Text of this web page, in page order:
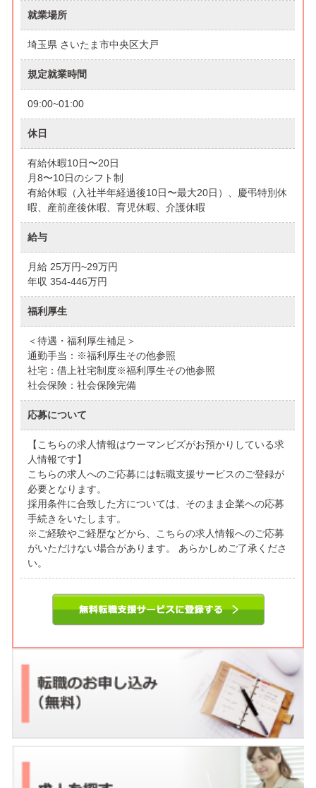
就業場所
埼玉県 さいたま市中央区大戸
規定就業時間
09:00~01:00
休日
有給休暇10日〜20日
月8〜10日のシフト制
有給休暇（入社半年経過後10日〜最大20日）、慶弔特別休
暇、産前産後休暇、育児休暇、介護休暇
給与
月給 25万円~29万円
年収 354-446万円
福利厚生
＜待遇・福利厚生補足＞
通勤手当：※福利厚生その他参照
社宅：借上社宅制度※福利厚生その他参照
社会保険：社会保険完備
応募について
【こちらの求人情報はウーマンビズがお預かりしている求
人情報です】
こちらの求人へのご応募には転職支援サービスのご登録が
必要となります。
採用条件に合致した方については、そのまま企業への応募
手続きをいたします。
※ご経験やご経歴などから、こちらの求人情報へのご応募
がいただけない場合があります。 あらかしめご了承くださ
い。